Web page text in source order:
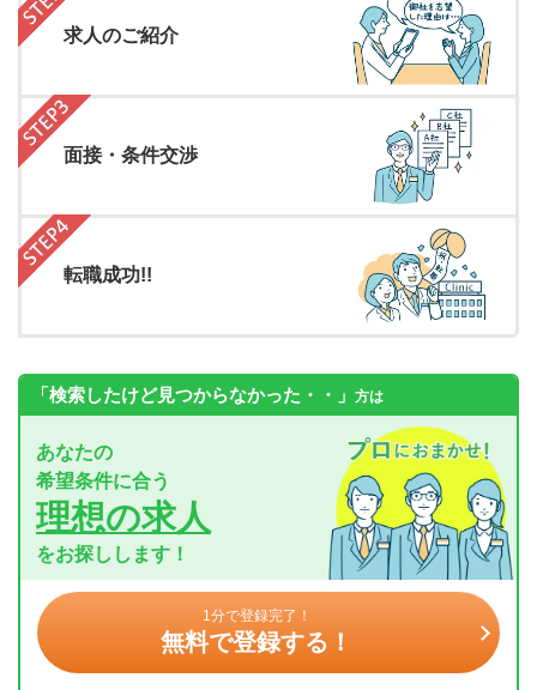
求人のご紹介
面接・条件交渉
転職成功!!
「検索したけど見つからなかった・・」 方は
あなたの
希望条件に合う
理想の求人
をお探しします！
1分で登録完了！
無料で登録する！